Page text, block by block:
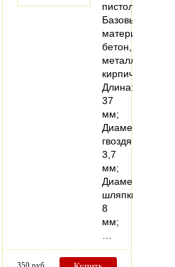
пистолетов;
Базовый
материал:
бетон,
металл,
кирпич;
Длина:
37
мм;
Диаметр
гвоздя:
3,7
мм;
Диаметр
шляпки:
8
мм;
350 руб